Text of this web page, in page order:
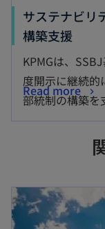
サステナビリ
構築支援
KPMGは、
度開示に継続的
部統制の構築を
Read more